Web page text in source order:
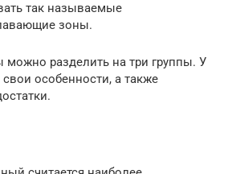
так называемые
зоны.
можно разделить на три группы. У
особенности, а также